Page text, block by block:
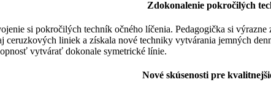
Zdokonalenie pokročilých
si pokročilých techník očného líčenia. Pedagogička si
ceruzkových liniek a získala nové techniky vytvárania jemných
vytvárať dokonale symetrické línie.
Nové skúsenosti pre